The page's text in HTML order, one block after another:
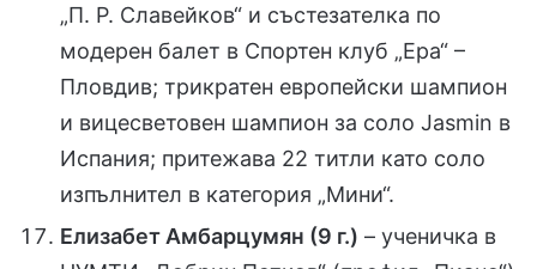
„П. Р. Славейков“ и състезателка по
модерен балет в Спортен клуб „Ера“ –
Пловдив; трикратен европейски шампион
и вицесветовен шампион за соло Jasmin в
Испания; притежава 22 титли като соло
изпълнител в категория „Мини“.
Елизабет Амбарцумян (9 г.) – ученичка в